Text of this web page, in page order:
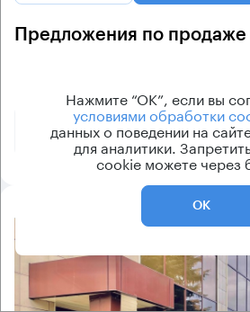
Предложения по
550 м² 199 999
Нажмите “ОК”, если вы
условиями обработки
данных о поведении на
для аналитики.
cookie можете через
ОК